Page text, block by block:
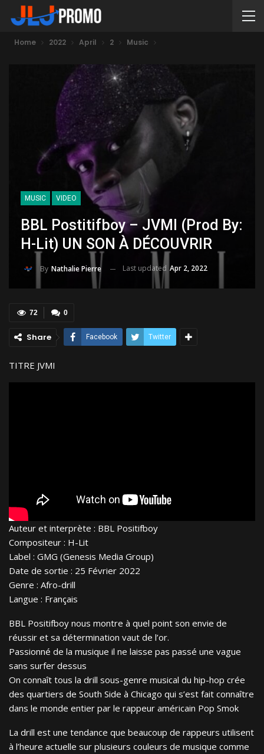
Home 2022 April 2 Music
MUSIC VIDEO
BBL Postitifboy – JVMI (prod By:
H-Lit) UN SON À DÉCOUVRIR
By Nathalie Pierre Last updated Apr 2, 2022
0
72
Share Facebook Twitter
TITRE JVMI
Auteur et interprète : BBL Positifboy
Compositeur : H-Lit
Label : GMG (Genesis Media Group)
Date de sortie : 25 Février 2022
Genre : Afro-drill
Langue : Français
BBL Positifboy nous montre à quel point son envie de
réussir et sa détermination vaut de l’or.
Passionné de la musique il ne laisse pas passé une vague
sans surfer dessus
On connaît tous la drill sous-genre musical du hip-hop crée
des quartiers de South Side à Chicago qui s’est fait connaître
dans le monde entier par le rappeur américain Pop Smok
La drill est une tendance que beaucoup de rappeurs utilisent
à l’heure actuelle sur plusieurs couleurs de musique comme